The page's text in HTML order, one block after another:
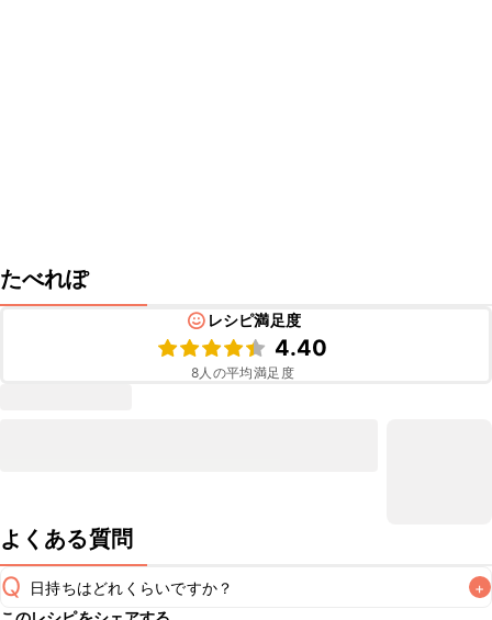
たべれぽ
レシピ満足度
4.40
8人の平均満足度
よくある質問
Q 日持ちはどれくらいですか？
+